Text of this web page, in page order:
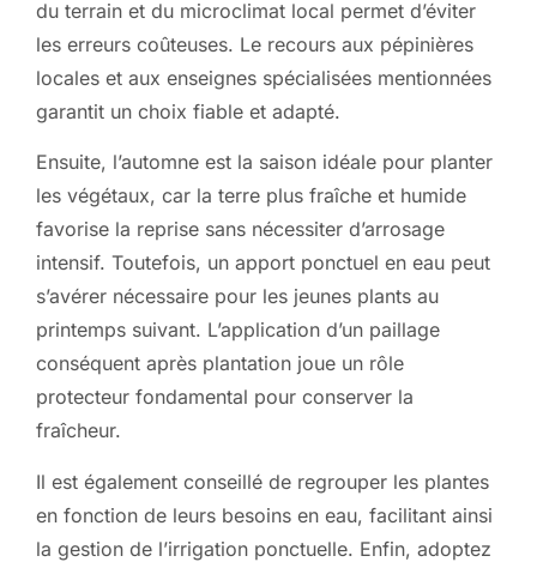
du terrain et du microclimat local permet d’éviter
les erreurs coûteuses. Le recours aux pépinières
locales et aux enseignes spécialisées mentionnées
garantit un choix fiable et adapté.
Ensuite, l’automne est la saison idéale pour planter
les végétaux, car la terre plus fraîche et humide
favorise la reprise sans nécessiter d’arrosage
intensif. Toutefois, un apport ponctuel en eau peut
s’avérer nécessaire pour les jeunes plants au
printemps suivant. L’application d’un paillage
conséquent après plantation joue un rôle
protecteur fondamental pour conserver la
fraîcheur.
Il est également conseillé de regrouper les plantes
en fonction de leurs besoins en eau, facilitant ainsi
la gestion de l’irrigation ponctuelle. Enfin, adoptez